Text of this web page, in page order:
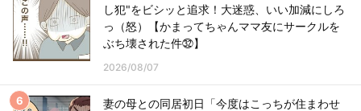
し犯"をビシッと追求！大迷惑、いい加減にしろ
っ（怒）【かまってちゃんママ友にサークルを
ぶち壊された件㉜】
2026/08/07
妻の母との同居初日「今度はこっちが住まわせ